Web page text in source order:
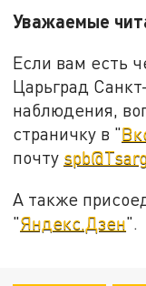
Уважаемые
Если вам есть
Царьград
наблюдения,
страничку в "
почту
А также
"Яндекс.Дзен".